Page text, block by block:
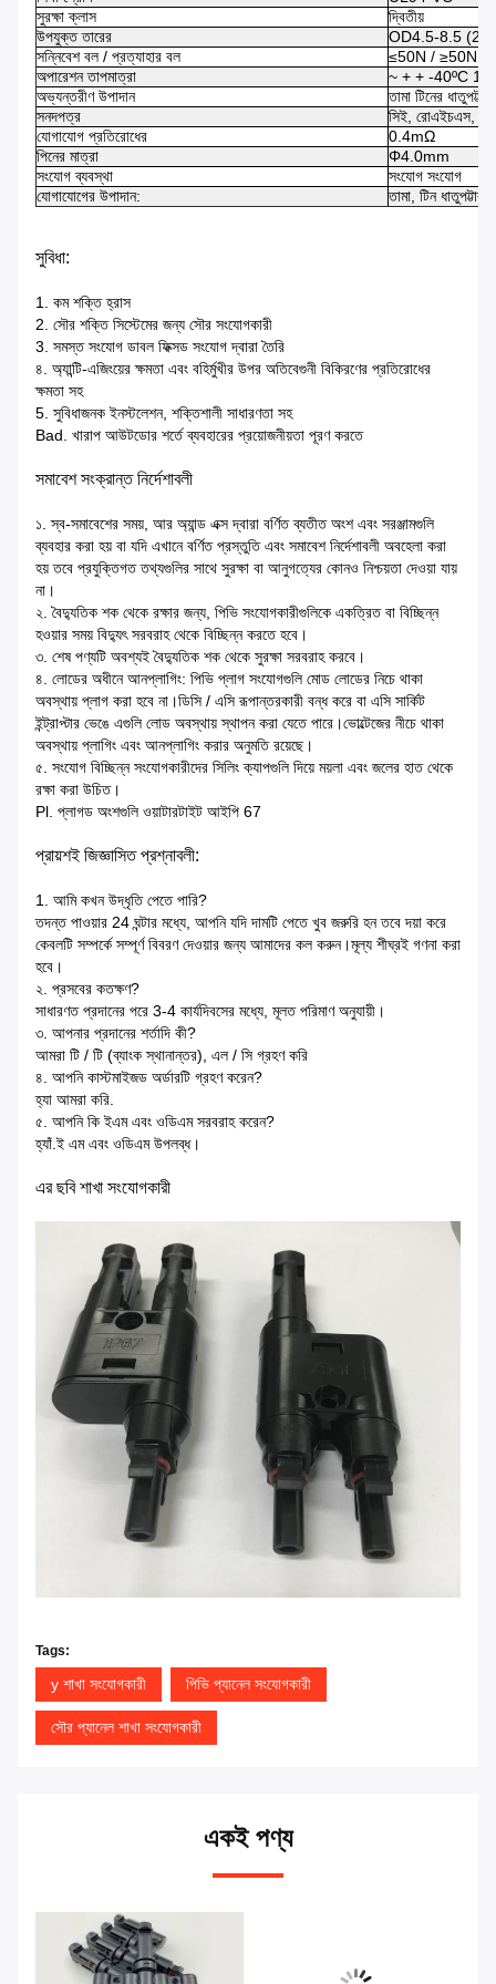
সুরক্ষা ক্লাস
দ্বিতীয়
উপযুক্ত তারের
OD4.5-8.5
সন্নিবেশ বল / প্রত্যাহার বল
≤50N / ≥50N
অপারেশন তাপমাত্রা
~ + + -40ºC
অভ্যন্তরীণ উপাদান
তামা টিনের
সনদপত্র
সিই, রোএইচএস,
যোগাযোগ প্রতিরোধের
0.4mΩ
পিনের মাত্রা
Φ4.0mm
সংযোগ ব্যবস্থা
সংযোগ সংযোগ
যোগাযোগের উপাদান:
তামা, টিন ধাতুপট্টাবৃত
সুবিধা:
1. কম শক্তি হ্রাস
2. সৌর শক্তি সিস্টেমের জন্য সৌর সংযোগকারী
3. সমস্ত সংযোগ ডাবল ফিক্সড সংযোগ দ্বারা তৈরি
৪. অ্যান্টি-এজিংয়ের ক্ষমতা এবং বহির্মুখীর উপর অতিবেগুনী বিকিরণের প্রতিরোধের
ক্ষমতা সহ
5. সুবিধাজনক ইনস্টলেশন, শক্তিশালী সাধারণতা সহ
Bad. খারাপ আউটডোর শর্তে ব্যবহারের প্রয়োজনীয়তা পূরণ করতে
সমাবেশ সংক্রান্ত নির্দেশাবলী
১. স্ব-সমাবেশের সময়, আর অ্যান্ড এক্স দ্বারা বর্ণিত ব্যতীত অংশ এবং সরঞ্জামগুলি
ব্যবহার করা হয় বা যদি এখানে বর্ণিত প্রস্তুতি এবং সমাবেশ নির্দেশাবলী অবহেলা করা
হয় তবে প্রযুক্তিগত তথ্যগুলির সাথে সুরক্ষা বা আনুগত্যের কোনও নিশ্চয়তা দেওয়া যায়
না।
২. বৈদ্যুতিক শক থেকে রক্ষার জন্য, পিভি সংযোগকারীগুলিকে একত্রিত বা বিচ্ছিন্ন
হওয়ার সময় বিদ্যুৎ সরবরাহ থেকে বিচ্ছিন্ন করতে হবে।
৩. শেষ পণ্যটি অবশ্যই বৈদ্যুতিক শক থেকে সুরক্ষা সরবরাহ করবে।
৪. লোডের অধীনে আনপ্লাগিং: পিভি প্লাগ সংযোগগুলি মোড লোডের নিচে থাকা
অবস্থায় প্লাগ করা হবে না।ডিসি / এসি রূপান্তরকারী বন্ধ করে বা এসি সার্কিট
ইন্ট্রাপ্টার ভেঙে এগুলি লোড অবস্থায় স্থাপন করা যেতে পারে।ভোল্টেজের নীচে থাকা
অবস্থায় প্লাগিং এবং আনপ্লাগিং করার অনুমতি রয়েছে।
৫. সংযোগ বিচ্ছিন্ন সংযোগকারীদের সিলিং ক্যাপগুলি দিয়ে ময়লা এবং জলের হাত থেকে
রক্ষা করা উচিত।
Pl. প্লাগড অংশগুলি ওয়াটারটাইট আইপি 67
প্রায়শই জিজ্ঞাসিত প্রশ্নাবলী:
1. আমি কখন উদ্ধৃতি পেতে পারি?
তদন্ত পাওয়ার 24 ঘন্টার মধ্যে, আপনি যদি দামটি পেতে খুব জরুরি হন তবে দয়া করে
কেবলটি সম্পর্কে সম্পূর্ণ বিবরণ দেওয়ার জন্য আমাদের কল করুন।মূল্য শীঘ্রই গণনা করা
হবে।
২. প্রসবের কতক্ষণ?
সাধারণত প্রদানের পরে 3-4 কার্যদিবসের মধ্যে, মূলত পরিমাণ অনুযায়ী।
৩. আপনার প্রদানের শর্তাদি কী?
আমরা টি / টি (ব্যাংক স্থানান্তর), এল / সি গ্রহণ করি
৪. আপনি কাস্টমাইজড অর্ডারটি গ্রহণ করেন?
হ্যা আমরা করি.
৫. আপনি কি ইএম এবং ওডিএম সরবরাহ করেন?
হ্যাঁ.ই এম এবং ওডিএম উপলব্ধ।
এর ছবিশাখা সংযোগকারী
Tags:
y শাখা সংযোগকারী পিভি প্যানেল সংযোগকারী
সৌর প্যানেল শাখা সংযোগকারী
একই পণ্য